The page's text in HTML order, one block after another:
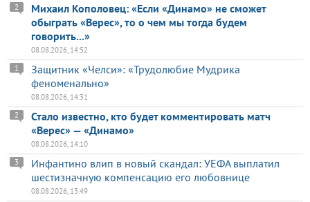
Михаил Кополовец: «Если «Динамо» не сможет
обыграть «Верес», то о чем мы тогда будем
говорить...»
2
08.08.2026, 14:52
Защитник «Челси»: «Трудолюбие Мудрика
феноменально»
1
08.08.2026, 14:31
Стало известно, кто будет комментировать матч
«Верес» — «Динамо»
2
08.08.2026, 14:10
Инфантино влип в новый скандал: УЕФА выплатил
шестизначную компенсацию его любовнице
3
08.08.2026, 13:49